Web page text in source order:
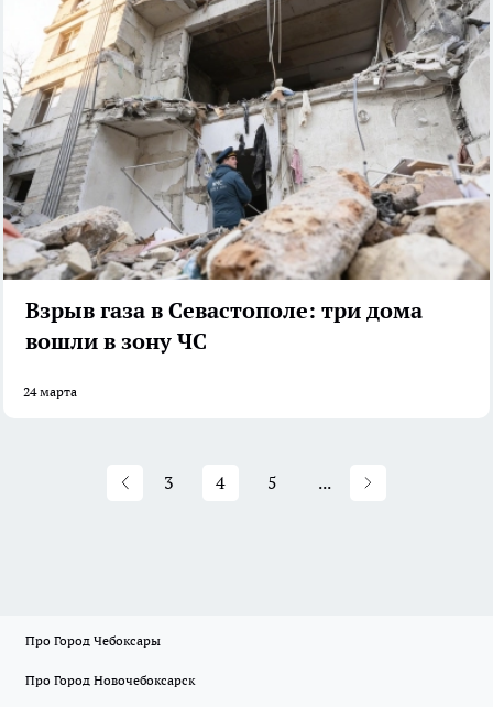
Взрыв газа в Севастополе: три дома
вошли в зону ЧС
24 марта
3 4 5 ...
Про Город Чебоксары
Про Город Новочебоксарск